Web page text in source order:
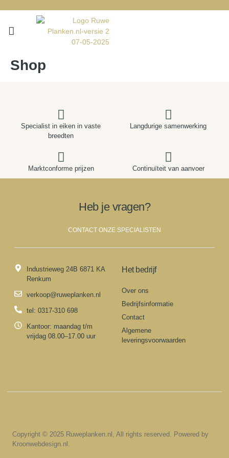
Shop
Specialist in eiken in vaste
breedten
Langdurige samenwerking
Marktconforme prijzen Continuïteit van aanvoer
Heb je vragen?
CONTACT ONZE SPECIALISTEN
Industrieweg 24B 6871 KA
Renkum
verkoop@ruweplanken.nl
tel: 0317-310 698
Kantoor: maandag t/m
vrijdag 08.00–17.00 uur
Het bedrijf
Over ons
Bedrijfsinformatie
Contact
Algemene
leveringsvoorwaarden
Copyright © 2025 Ruweplanken.nl, All rights reserved. Powered by
Kroonwebdesign.nl.